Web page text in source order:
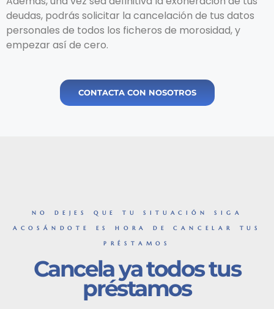
deudas, podrás solicitar la cancelación de tus datos
personales de todos los ficheros de morosidad, y
empezar así de cero.
CONTACTA CON NOSOTROS
NO DEJES QUE TU SITUACIÓN SIGA
ACOSÁNDOTE ES HORA DE CANCELAR TUS
PRÉSTAMOS
Cancela ya todos tus
préstamos